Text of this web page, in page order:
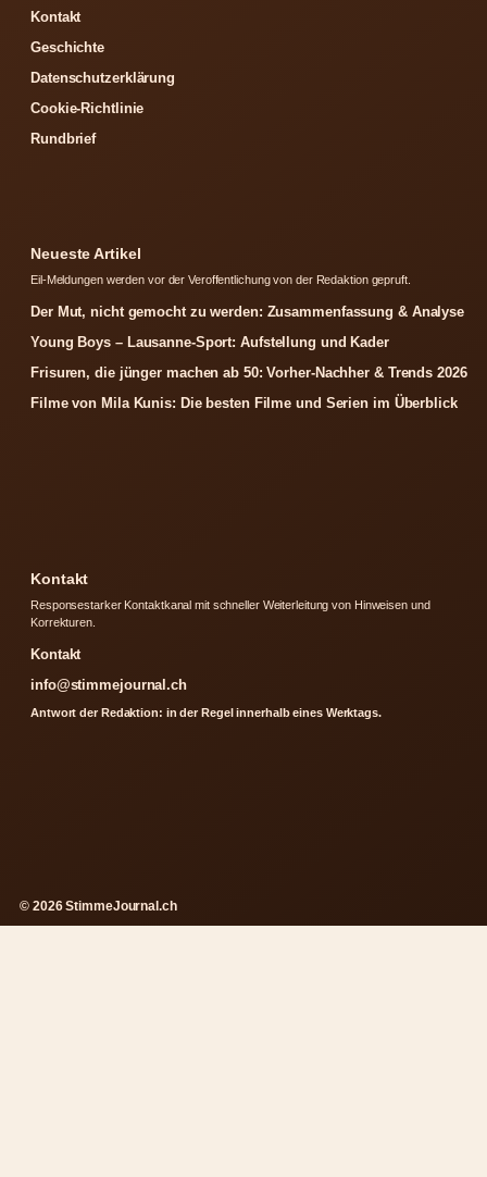
Kontakt
Geschichte
Datenschutzerklärung
Cookie-Richtlinie
Rundbrief
Neueste Artikel
Eil-Meldungen werden vor der Veroffentlichung von der Redaktion gepruft.
Der Mut, nicht gemocht zu werden: Zusammenfassung & Analyse
Young Boys – Lausanne-Sport: Aufstellung und Kader
Frisuren, die jünger machen ab 50: Vorher-Nachher & Trends 2026
Filme von Mila Kunis: Die besten Filme und Serien im Überblick
Kontakt
Responsestarker Kontaktkanal mit schneller Weiterleitung von Hinweisen und
Korrekturen.
Kontakt
info@stimmejournal.ch
Antwort der Redaktion: in der Regel innerhalb eines Werktags.
© 2026 StimmeJournal.ch